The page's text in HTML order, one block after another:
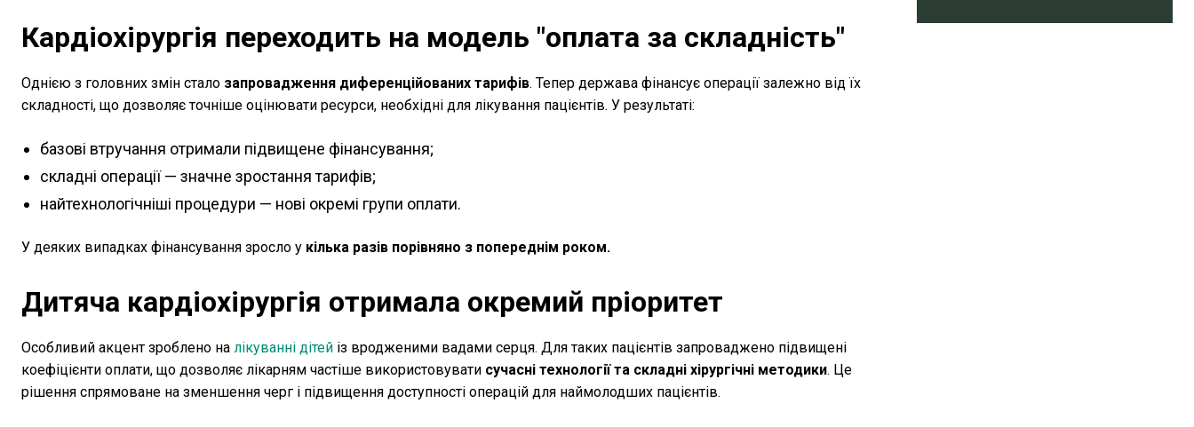
Кардіохірургія переходить на модель "оплата за складність"
Однією з головних змін стало запровадження диференційованих тарифів. Тепер держава фінансує операції залежно від їх
складності, що дозволяє точніше оцінювати ресурси, необхідні для лікування пацієнтів. У результаті:
базові втручання отримали підвищене фінансування;
складні операції — значне зростання тарифів;
найтехнологічніші процедури — нові окремі групи оплати.
У деяких випадках фінансування зросло у кілька разів порівняно з попереднім роком.
Дитяча кардіохірургія отримала окремий пріоритет
Особливий акцент зроблено на лікуванні дітей із вродженими вадами серця. Для таких пацієнтів запроваджено підвищені
коефіцієнти оплати, що дозволяє лікарням частіше використовувати сучасні технології та складні хірургічні методики. Це
рішення спрямоване на зменшення черг і підвищення доступності операцій для наймолодших пацієнтів.